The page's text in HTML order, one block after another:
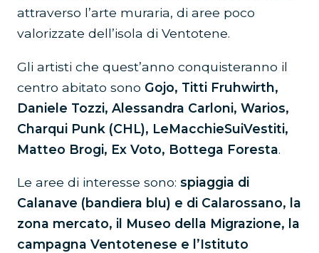
attraverso l’arte muraria, di aree poco
valorizzate dell’isola di Ventotene.
Gli artisti che quest’anno conquisteranno il
centro abitato sono Gojo, Titti Fruhwirth,
Daniele Tozzi, Alessandra Carloni, Warios,
Charqui Punk (CHL), LeMacchieSuiVestiti,
Matteo Brogi, Ex Voto, Bottega Foresta.
Le aree di interesse sono: spiaggia di
Calanave (bandiera blu) e di Calarossano, la
zona mercato, il Museo della Migrazione, la
campagna Ventotenese e l’Istituto